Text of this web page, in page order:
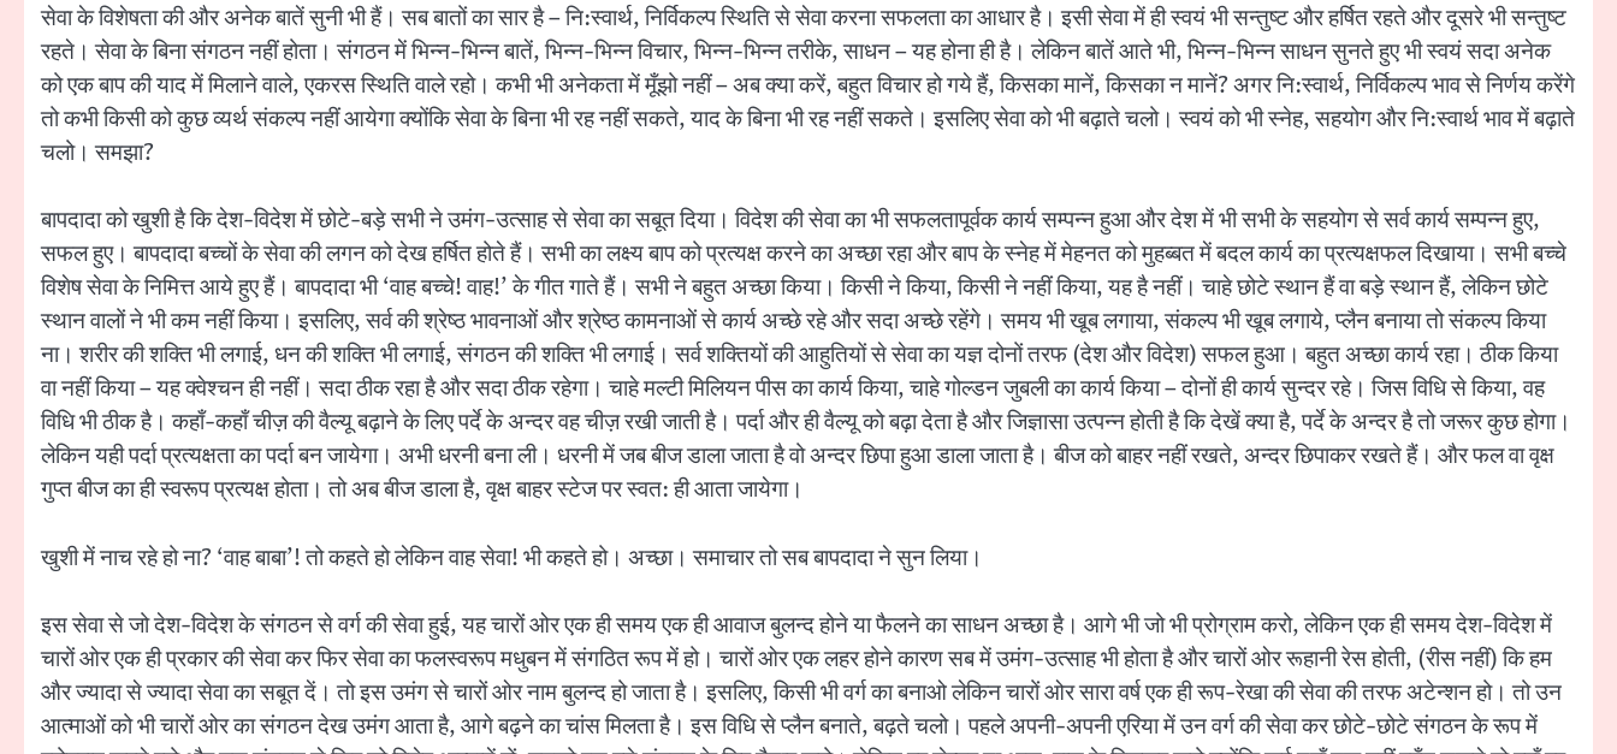
सेवा के विशेषता की और अनेक बातें सुनी भी हैं। सब बातों का सार है – नि:स्वार्थ, निर्विकल्प स्थिति से सेवा करना सफलता का आधार है। इसी सेवा में ही स्वयं भी सन्तुष्ट और हर्षित रहते और दूसरे भी सन्तुष्ट
रहते। सेवा के बिना संगठन नहीं होता। संगठन में भिन्न-भिन्न बातें, भिन्न-भिन्न विचार, भिन्न-भिन्न तरीके, साधन – यह होना ही है। लेकिन बातें आते भी, भिन्न-भिन्न साधन सुनते हुए भी स्वयं सदा अनेक
को एक बाप की याद में मिलाने वाले, एकरस स्थिति वाले रहो। कभी भी अनेकता में मूँझो नहीं – अब क्या करें, बहुत विचार हो गये हैं, किसका मानें, किसका न मानें? अगर नि:स्वार्थ, निर्विकल्प भाव से निर्णय करेंगे
तो कभी किसी को कुछ व्यर्थ संकल्प नहीं आयेगा क्योंकि सेवा के बिना भी रह नहीं सकते, याद के बिना भी रह नहीं सकते। इसलिए सेवा को भी बढ़ाते चलो। स्वयं को भी स्नेह, सहयोग और नि:स्वार्थ भाव में बढ़ाते
चलो। समझा?
बापदादा को खुशी है कि देश-विदेश में छोटे-बड़े सभी ने उमंग-उत्साह से सेवा का सबूत दिया। विदेश की सेवा का भी सफलतापूर्वक कार्य सम्पन्न हुआ और देश में भी सभी के सहयोग से सर्व कार्य सम्पन्न हुए,
सफल हुए। बापदादा बच्चों के सेवा की लगन को देख हर्षित होते हैं। सभी का लक्ष्य बाप को प्रत्यक्ष करने का अच्छा रहा और बाप के स्नेह में मेहनत को मुहब्बत में बदल कार्य का प्रत्यक्षफल दिखाया। सभी बच्चे
विशेष सेवा के निमित्त आये हुए हैं। बापदादा भी ‘वाह बच्चे! वाह!’ के गीत गाते हैं। सभी ने बहुत अच्छा किया। किसी ने किया, किसी ने नहीं किया, यह है नहीं। चाहे छोटे स्थान हैं वा बड़े स्थान हैं, लेकिन छोटे
स्थान वालों ने भी कम नहीं किया। इसलिए, सर्व की श्रेष्ठ भावनाओं और श्रेष्ठ कामनाओं से कार्य अच्छे रहे और सदा अच्छे रहेंगे। समय भी खूब लगाया, संकल्प भी खूब लगाये, प्लैन बनाया तो संकल्प किया
ना। शरीर की शक्ति भी लगाई, धन की शक्ति भी लगाई, संगठन की शक्ति भी लगाई। सर्व शक्तियों की आहुतियों से सेवा का यज्ञ दोनों तरफ (देश और विदेश) सफल हुआ। बहुत अच्छा कार्य रहा। ठीक किया
वा नहीं किया – यह क्वेश्चन ही नहीं। सदा ठीक रहा है और सदा ठीक रहेगा। चाहे मल्टी मिलियन पीस का कार्य किया, चाहे गोल्डन जुबली का कार्य किया – दोनों ही कार्य सुन्दर रहे। जिस विधि से किया, वह
विधि भी ठीक है। कहाँ-कहाँ चीज़ की वैल्यू बढ़ाने के लिए पर्दे के अन्दर वह चीज़ रखी जाती है। पर्दा और ही वैल्यू को बढ़ा देता है और जिज्ञासा उत्पन्न होती है कि देखें क्या है, पर्दे के अन्दर है तो जरूर कुछ होगा।
लेकिन यही पर्दा प्रत्यक्षता का पर्दा बन जायेगा। अभी धरनी बना ली। धरनी में जब बीज डाला जाता है वो अन्दर छिपा हुआ डाला जाता है। बीज को बाहर नहीं रखते, अन्दर छिपाकर रखते हैं। और फल वा वृक्ष
गुप्त बीज का ही स्वरूप प्रत्यक्ष होता। तो अब बीज डाला है, वृक्ष बाहर स्टेज पर स्वत: ही आता जायेगा।
खुशी में नाच रहे हो ना? ‘वाह बाबा’! तो कहते हो लेकिन वाह सेवा! भी कहते हो। अच्छा। समाचार तो सब बापदादा ने सुन लिया।
इस सेवा से जो देश-विदेश के संगठन से वर्ग की सेवा हुई, यह चारों ओर एक ही समय एक ही आवाज बुलन्द होने या फैलने का साधन अच्छा है। आगे भी जो भी प्रोग्राम करो, लेकिन एक ही समय देश-विदेश में
चारों ओर एक ही प्रकार की सेवा कर फिर सेवा का फलस्वरूप मधुबन में संगठित रूप में हो। चारों ओर एक लहर होने कारण सब में उमंग-उत्साह भी होता है और चारों ओर रूहानी रेस होती, (रीस नहीं) कि हम
और ज्यादा से ज्यादा सेवा का सबूत दें। तो इस उमंग से चारों ओर नाम बुलन्द हो जाता है। इसलिए, किसी भी वर्ग का बनाओ लेकिन चारों ओर सारा वर्ष एक ही रूप-रेखा की सेवा की तरफ अटेन्शन हो। तो उन
आत्माओं को भी चारों ओर का संगठन देख उमंग आता है, आगे बढ़ने का चांस मिलता है। इस विधि से प्लैन बनाते, बढ़ते चलो। पहले अपनी-अपनी एरिया में उन वर्ग की सेवा कर छोटे-छोटे संगठन के रूप में